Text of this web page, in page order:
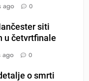
ago 0
siti
u četvrtfinale
ago 0
o smrti